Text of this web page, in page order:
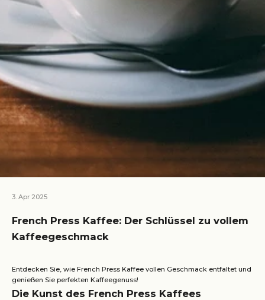
3. Apr 2025
French Press Kaffee: Der Schlüssel zu vollem
Kaffeegeschmack
Entdecken Sie, wie French Press Kaffee vollen Geschmack entfaltet und
genießen Sie perfekten Kaffeegenuss!
Die Kunst des French Press Kaffees